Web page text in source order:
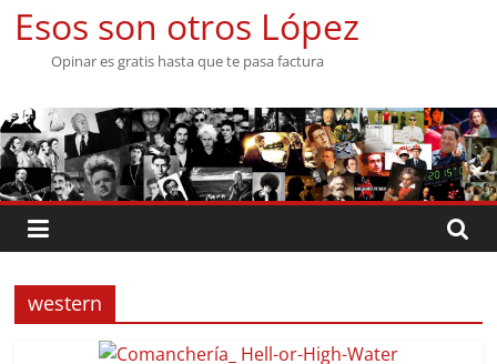
Saltar
contenido
Esos son otros López
Opinar es gratis hasta que te pasa factura
western